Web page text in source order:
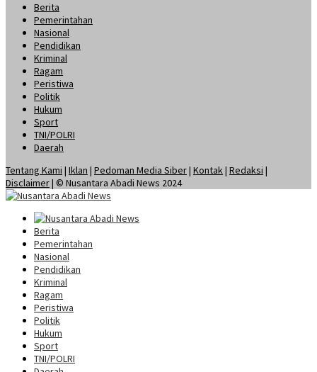
Berita
Pemerintahan
Nasional
Pendidikan
Kriminal
Ragam
Peristiwa
Politik
Hukum
Sport
TNI/POLRI
Daerah
Tentang Kami | Iklan | Pedoman Media Siber| Kontak| Redaksi |
Disclaimer| © Nusantara Abadi News 2024
Berita
Pemerintahan
Nasional
Pendidikan
Kriminal
Ragam
Peristiwa
Politik
Hukum
Sport
TNI/POLRI